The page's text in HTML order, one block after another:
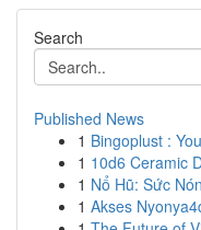
Search
Published News
1 Bingoplust :
1 10d6 Ceramic
1 Nổ Hũ: Sức
1 Akses